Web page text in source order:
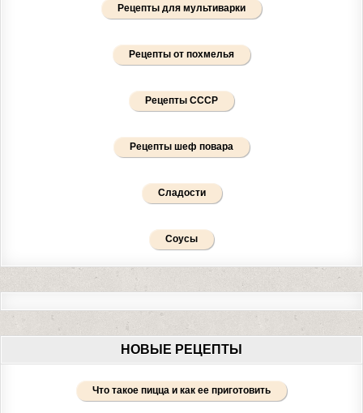
Рецепты для мультиварки
Рецепты от похмелья
Рецепты СССР
Рецепты шеф повара
Сладости
Соусы
НОВЫЕ РЕЦЕПТЫ
Что такое пицца и как ее приготовить